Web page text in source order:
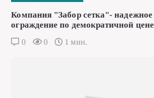
Компания "Забор сетка"- надежное
ограждение по демократичной цене
0 0 1 мин.